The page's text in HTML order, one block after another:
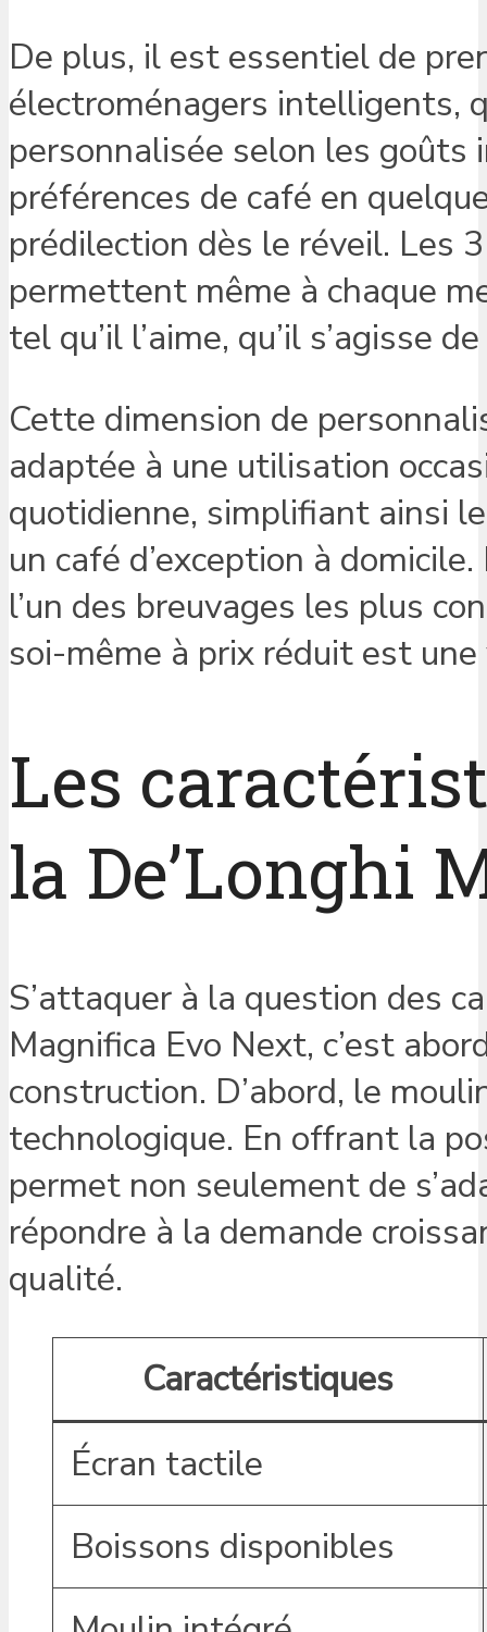
De plus, il est essentiel de
électroménagers intelligents,
personnalisée selon les goûts
préférences de café en
prédilection dès le réveil. Les
permettent même à chaque
tel qu’il l’aime, qu’il s’agisse
Cette dimension de
adaptée à une utilisation
quotidienne, simplifiant ainsi
un café d’exception à
l’un des breuvages les plus
soi-même à prix réduit est
Les
la De’Longhi
S’attaquer à la question des
Magnifica Evo Next, c’est
construction. D’abord, le
technologique. En offrant la
permet non seulement de
répondre à la demande
qualité.
Caractéristiques
Écran tactile
Boissons disponibles